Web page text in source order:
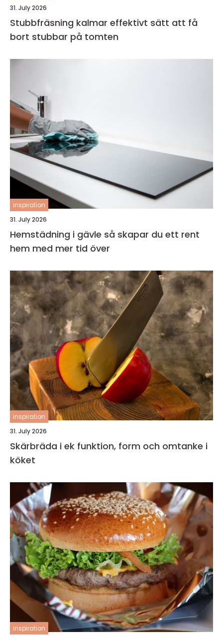
31. July 2026
Stubbfräsning kalmar effektivt sätt att få
bort stubbar på tomten
inspiration
31. July 2026
Hemstädning i gävle så skapar du ett rent
hem med mer tid över
inspiration
31. July 2026
Skärbräda i ek funktion, form och omtanke i
köket
inspiration